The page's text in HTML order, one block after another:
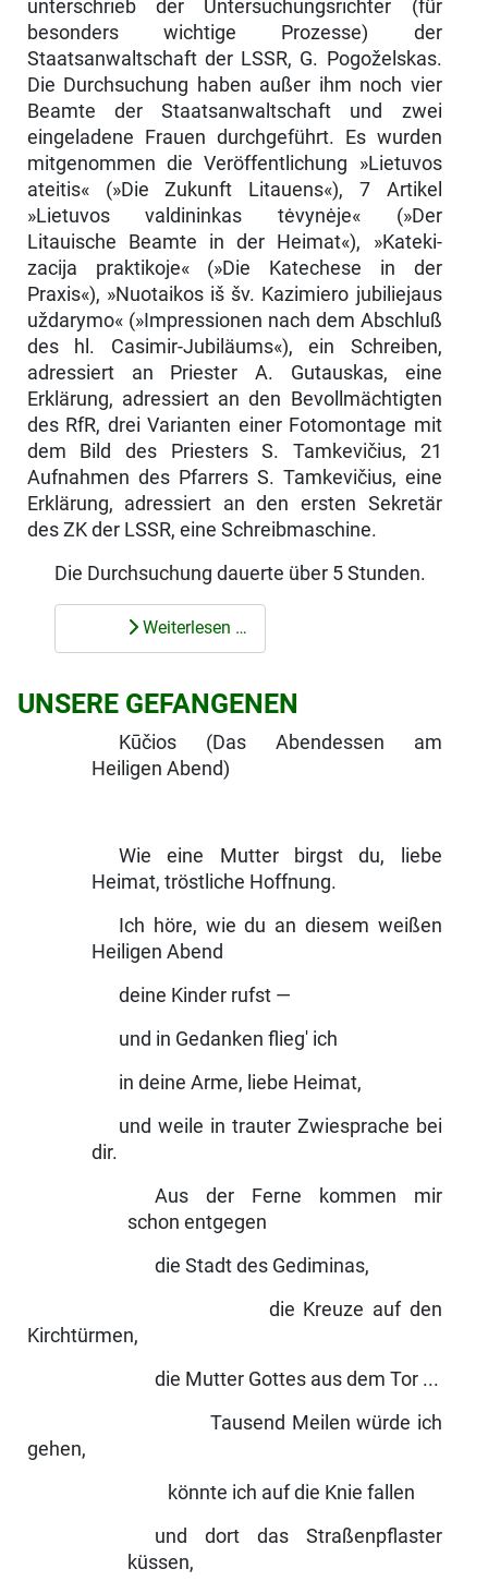
unterschrieb der Untersuchungsrichter (für
besonders wichtige Prozesse) der
Staatsanwaltschaft der LSSR, G. Pogoželskas.
Die Durchsu­chung haben außer ihm noch vier
Beamte der Staatsanwaltschaft und zwei
eingeladene Frauen durchgeführt. Es wurden
mitgenommen die Veröffent­lichung »Lietuvos
ateitis« (»Die Zukunft Litauens«), 7 Artikel
»Lietuvos valdininkas tėvynėje« (»Der
Litauische Beamte in der Heimat«), »Kateki-
zacija praktikoje« (»Die Katechese in der
Praxis«), »Nuotaikos iš šv. Ka­zimiero jubiliejaus
uždarymo« (»Impressionen nach dem Abschluß
des hl. Casimir-Jubiläums«), ein Schreiben,
adressiert an Priester A. Gutauskas, eine
Erklärung, adressiert an den Bevollmächtigten
des RfR, drei Varianten einer Fotomontage mit
dem Bild des Priesters S. Tamkevičius, 21
Aufnahmen des Pfarrers S. Tamkevičius, eine
Erklärung, adressiert an den ersten Sekretär
des ZK der LSSR, eine Schreibmaschine.
Die Durchsuchung dauerte über 5 Stunden.
Weiterlesen …
UNSERE GEFANGENEN
Kūčios (Das Abendessen am
Heiligen Abend)
Wie eine Mutter birgst du, liebe
Heimat, tröstliche Hoffnung.
Ich höre, wie du an diesem weißen
Heiligen Abend
deine Kinder rufst —
und in Gedanken flieg' ich
in deine Arme, liebe Heimat,
und weile in trauter Zwiesprache bei
dir.
Aus der Ferne kommen mir
schon entgegen
die Stadt des Gediminas,
die Kreuze auf den
Kirchtürmen,
die Mutter Gottes aus dem Tor ...
Tausend Meilen würde ich
gehen,
könnte ich auf die Knie fallen
und dort das Straßenpflaster
küssen,